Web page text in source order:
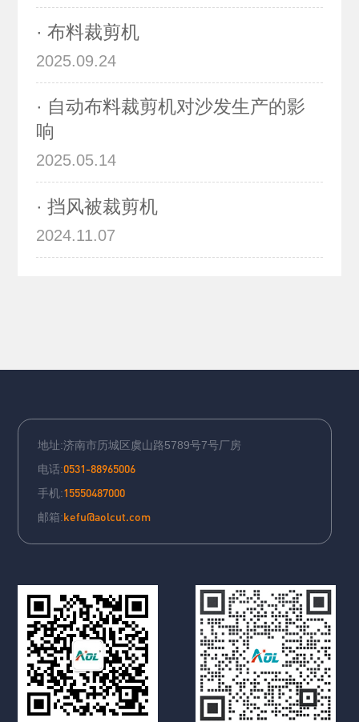
· 布料裁剪机
2025.09.24
· 自动布料裁剪机对沙发生产的影
响
2025.05.14
· 挡风被裁剪机
2024.11.07
地址:济南市历城区虞山路5789号7号厂房
电话:0531-88965006
手机:15550487000
邮箱:kefu@aolcut.com